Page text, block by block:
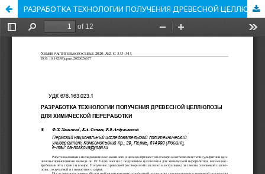
РАЗРАБОТКА ТЕХНОЛОГИИ ПОЛУЧЕНИЯ ДРЕВЕСНОЙ ЦЕЛЛЮЛОЗЫ ДЛЯ ХИМИЧЕСКОЙ ПЕРЕРАБОТКИ